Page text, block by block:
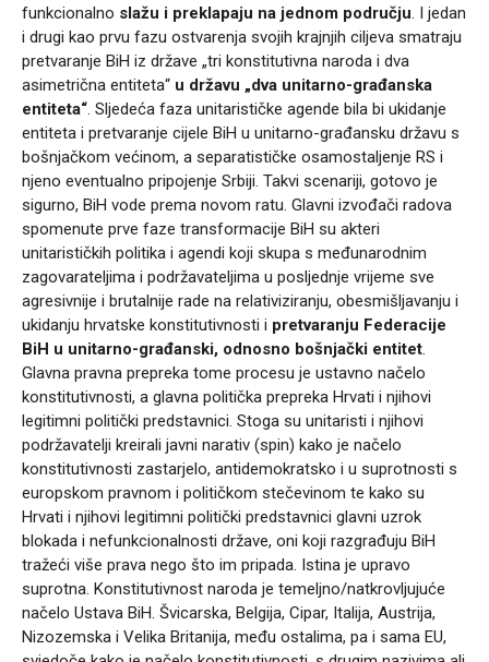
funkcionalno slažu i preklapaju na jednom području. I jedan
i drugi kao prvu fazu ostvarenja svojih krajnjih ciljeva smatraju
pretvaranje BiH iz države „tri konstitutivna naroda i dva
asimetrična entiteta“ u državu „dva unitarno-građanska
entiteta“. Sljedeća faza unitarističke agende bila bi ukidanje
entiteta i pretvaranje cijele BiH u unitarno-građansku državu s
bošnjačkom većinom, a separatističke osamostaljenje RS i
njeno eventualno pripojenje Srbiji. Takvi scenariji, gotovo je
sigurno, BiH vode prema novom ratu. Glavni izvođači radova
spomenute prve faze transformacije BiH su akteri
unitarističkih politika i agendi koji skupa s međunarodnim
zagovarateljima i podržavateljima u posljednje vrijeme sve
agresivnije i brutalnije rade na relativiziranju, obesmišljavanju i
ukidanju hrvatske konstitutivnosti i pretvaranju Federacije
BiH u unitarno-građanski, odnosno bošnjački entitet.
Glavna pravna prepreka tome procesu je ustavno načelo
konstitutivnosti, a glavna politička prepreka Hrvati i njihovi
legitimni politički predstavnici. Stoga su unitaristi i njihovi
podržavatelji kreirali javni narativ (spin) kako je načelo
konstitutivnosti zastarjelo, antidemokratsko i u suprotnosti s
europskom pravnom i političkom stečevinom te kako su
Hrvati i njihovi legitimni politički predstavnici glavni uzrok
blokada i nefunkcionalnosti države, oni koji razgrađuju BiH
tražeći više prava nego što im pripada. Istina je upravo
suprotna. Konstitutivnost naroda je temeljno/natkrovljujuće
načelo Ustava BiH. Švicarska, Belgija, Cipar, Italija, Austrija,
Nizozemska i Velika Britanija, među ostalima, pa i sama EU,